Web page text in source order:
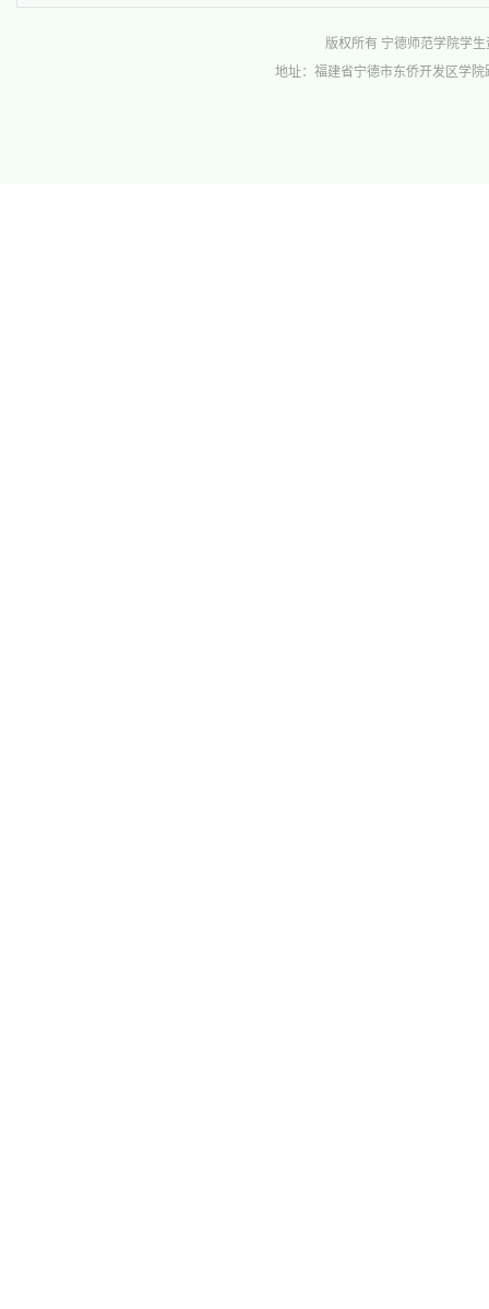
版权所有 宁德师范学院学生
地址：福建省宁德市东侨开发区学院